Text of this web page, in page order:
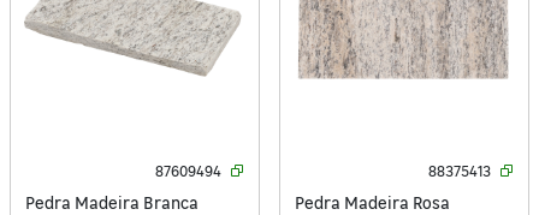
87609494
Pedra Madeira Branca
88375413
Pedra Madeira Rosa